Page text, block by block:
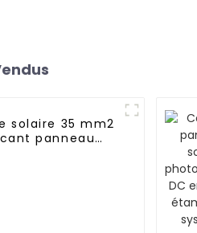
solaire 35 mm2
panneau